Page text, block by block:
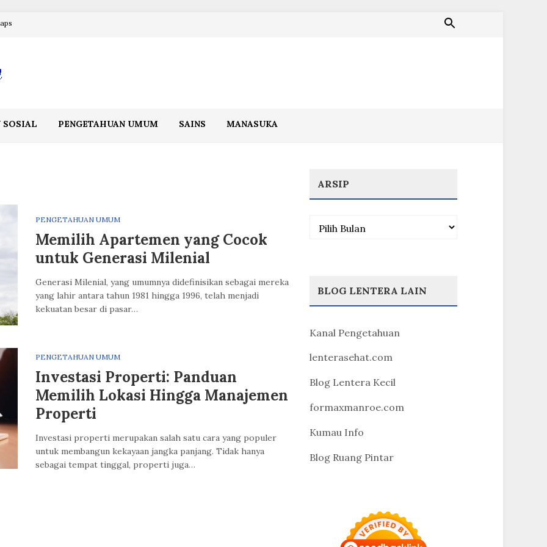
SOSIAL PENGETAHUAN UMUM SAINS MANASUKA
PENGETAHUAN UMUM
Memilih Apartemen yang Cocok
untuk Generasi Milenial
Generasi Milenial, yang umumnya didefinisikan sebagai mereka
yang lahir antara tahun 1981 hingga 1996, telah menjadi
kekuatan besar di pasar…
PENGETAHUAN UMUM
Investasi Properti: Panduan
Memilih Lokasi Hingga Manajemen
Properti
Investasi properti merupakan salah satu cara yang populer
untuk membangun kekayaan jangka panjang. Tidak hanya
sebagai tempat tinggal, properti juga…
ARSIP
Arsip
BLOG LENTERA LAIN
Kanal Pengetahuan
lenterasehat.com
Blog Lentera Kecil
formaxmanroe.com
Kumau Info
Blog Ruang Pintar